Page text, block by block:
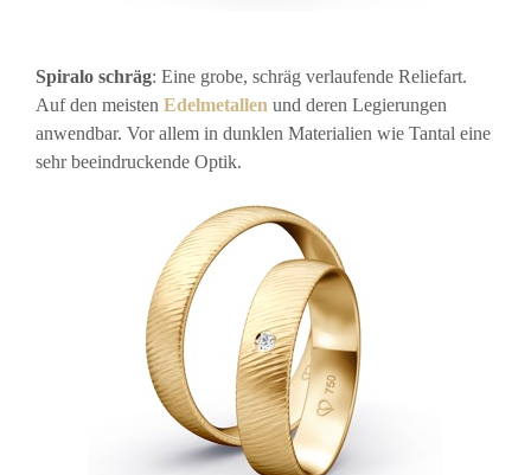
Spiralo schräg: Eine grobe, schräg verlaufende Reliefart.
Auf den meisten Edelmetallen und deren Legierungen
anwendbar. Vor allem in dunklen Materialien wie Tantal eine
sehr beeindruckende Optik.